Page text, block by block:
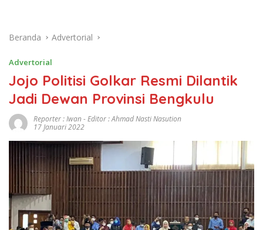
Beranda Advertorial
Advertorial
Jojo Politisi Golkar Resmi Dilantik
Jadi Dewan Provinsi Bengkulu
Reporter : Iwan - Editor : Ahmad Nasti Nasution
17 Januari 2022